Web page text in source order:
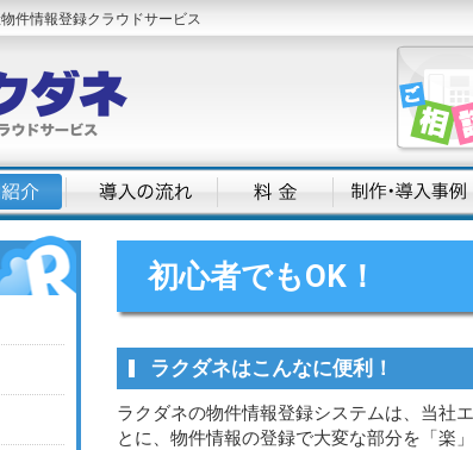
件情報登録クラウドサービス
初心者でもOK！
ラクダネはこんなに便利！
ラクダネの物件情報登録システムは、当社
とに、物件情報の登録で大変な部分を「楽